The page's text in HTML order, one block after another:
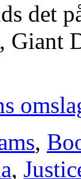
det
Giant
,
,